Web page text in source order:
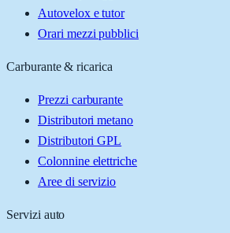
Autovelox e tutor
Orari mezzi pubblici
Carburante & ricarica
Prezzi carburante
Distributori metano
Distributori GPL
Colonnine elettriche
Aree di servizio
Servizi auto